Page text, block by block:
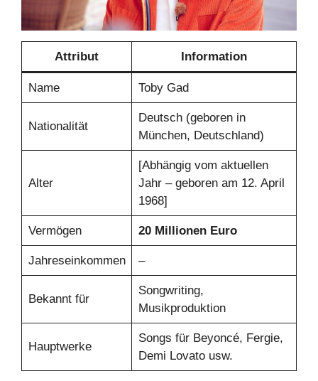
Attribut Information
Name Toby Gad
Nationalität
Deutsch (geboren in
München, Deutschland)
Alter
[Abhängig vom aktuellen
Jahr – geboren am 12. April
1968]
Vermögen 20 Millionen Euro
Jahreseinkommen –
Bekannt für
Songwriting,
Musikproduktion
Hauptwerke
Songs für Beyoncé, Fergie,
Demi Lovato usw.